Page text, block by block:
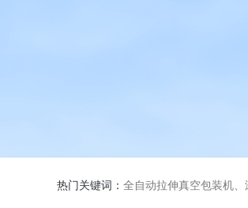
热门关键词： 全自动拉伸真空包装机、滚动式真空